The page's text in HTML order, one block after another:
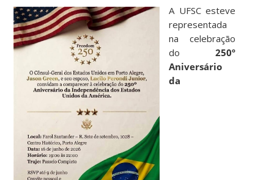
A UFSC esteve
representada
na celebração
do 250º
Aniversário
da